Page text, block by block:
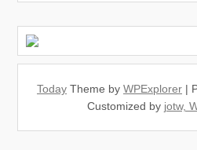
Today Theme by WPExplorer |
Customized by jotw,